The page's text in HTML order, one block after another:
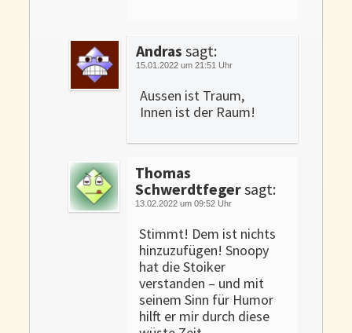
Andras sagt:
15.01.2022 um 21:51 Uhr
Aussen ist Traum,
Innen ist der Raum!
Thomas
Schwerdtfegersagt:
13.02.2022 um 09:52 Uhr
Stimmt! Dem ist nichts
hinzuzufügen! Snoopy
hat die Stoiker
verstanden – und mit
seinem Sinn für Humor
hilft er mir durch diese